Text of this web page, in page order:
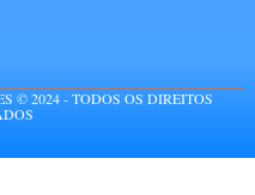
© 2024 - TODOS OS DIREITOS